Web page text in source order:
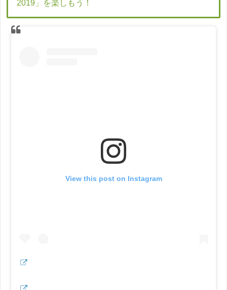
2019」を楽しもう！
View this post on Instagram